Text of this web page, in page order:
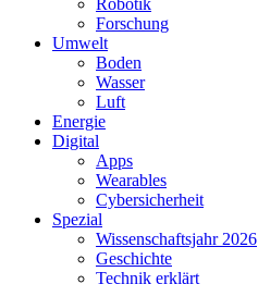
Robotik
Forschung
Umwelt
Boden
Wasser
Luft
Energie
Digital
Apps
Wearables
Cybersicherheit
Spezial
Wissenschaftsjahr 2026
Geschichte
Technik erklärt